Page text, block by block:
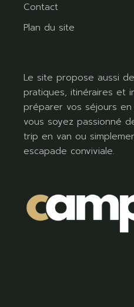
Contact
Plan du site
Le site propose aussi
pratiques, itinéraires et
préparer vos séjours
vous soyez passionné
trip en van ou
escapade conviviale.